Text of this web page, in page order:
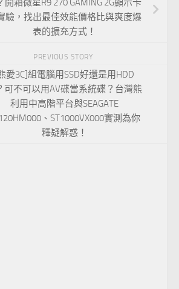
開箱微星R9 270 GAMING 2G顯示卡
驗，找出最佳效能價格比與爽度爆
表的擴充方式！
PREVIOUS STORY
愛3C]組電腦用SSD好還是用HDD
可不可以用AV碟當系統碟？台灣熊
利用中高階平台與SEAGATE
、ST1000VX000實測為你
釋疑解惑！